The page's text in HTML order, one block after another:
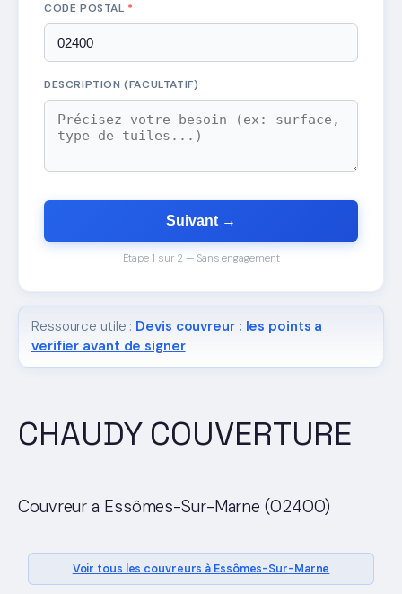
CHAUDY COUVERTURE
Couvreur a Essômes-Sur-Marne (02400)
Voir tous les couvreurs à Essômes-Sur-Marne
CODE POSTAL *
DESCRIPTION (FACULTATIF)
Suivant →
Étape 1 sur 2 — Sans engagement
Ressource utile : Devis couvreur : les points a
verifier avant de signer